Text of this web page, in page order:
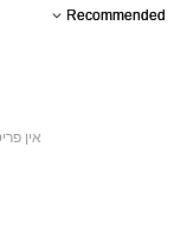
Recommended
אין